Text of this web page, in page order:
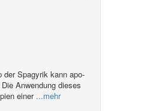
der Spagyrik kann apo-
Anwendung dieses
einer ...mehr